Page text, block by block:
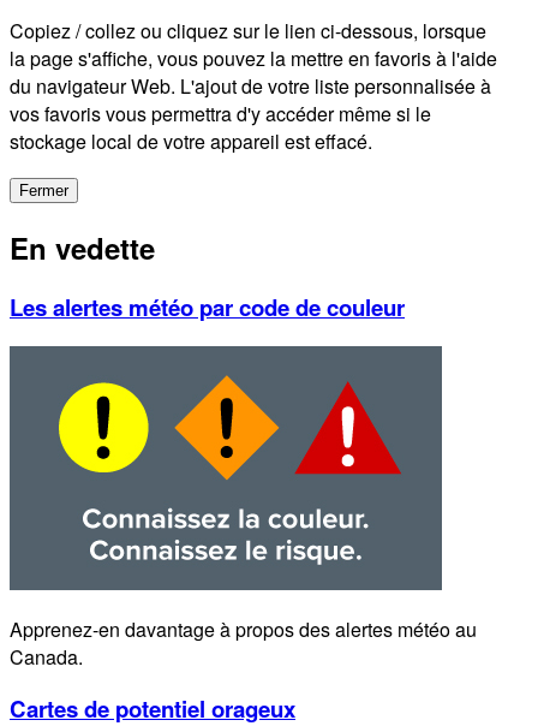
Copiez / collez ou cliquez sur le lien ci-dessous, lorsque
la page s'affiche, vous pouvez la mettre en favoris à l'aide
du navigateur Web. L'ajout de votre liste personnalisée à
vos favoris vous permettra d'y accéder même si le
stockage local de votre appareil est effacé.
Fermer
En vedette
Les alertes météo par code de couleur
Apprenez-en davantage à propos des alertes météo au
Canada.
Cartes de potentiel orageux